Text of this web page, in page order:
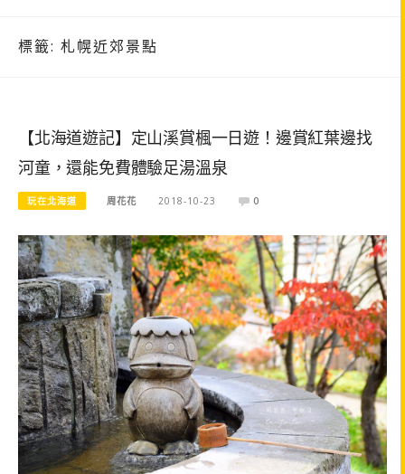
標籤: 札幌近郊景點
【北海道遊記】定山溪賞楓一日遊！邊賞紅葉邊找
河童，還能免費體驗足湯溫泉
玩在北海道 周花花 2018-10-23 0